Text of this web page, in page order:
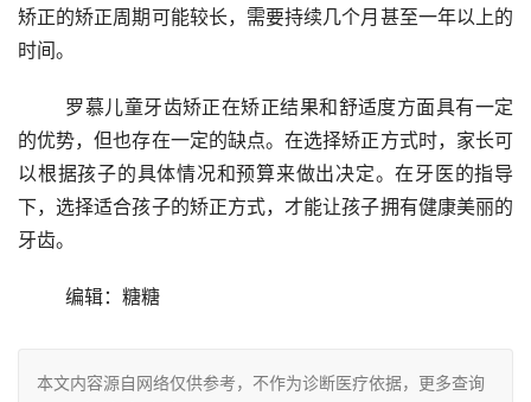
矫正的矫正周期可能较长，需要持续几个月甚至一年以上的
时间。
的优势，但也存在一定的缺点。在选择矫正方式时，家长可
以根据孩子的具体情况和预算来做出决定。在牙医的指导
下，选择适合孩子的矫正方式，才能让孩子拥有健康美丽的
牙齿。
	编辑：糖糖
本文内容源自网络仅供参考，不作为诊断医疗依据，更多查询